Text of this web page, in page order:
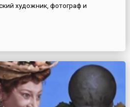
художник, фотограф и